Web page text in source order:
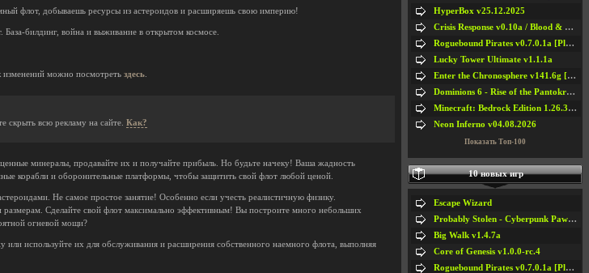
флот, добываешь ресурсы из астероидов и расширяешь свою империю!
База-билдинг, война и выживание в открытом космосе.
изменений можно посмотреть здесь
скрыть всю рекламу на сайте. Как?
минералы, продавайте их и получайте прибыль. Но будьте начеку! Ваша жадность
корабли и оборонительные платформы, чтобы защитить свой флот любой ценой.
Не самое простое занятие! Особенно если учесть реалистичную физику.
Сделайте свой флот максимально эффективным! Вы построите много небольших
огневой мощи?
используйте их для обслуживания и расширения собственного наемного флота, выполняя
HyperBox v25.12.2025
Crisis Response v0.10a / Blood & Bullet
Roguebound Pirates v0.7.0.1a [Playtest]
Lucky Tower Ultimate v1.1.1a
Enter the Chronosphere v141.6g [Steam Early Access]
Dominions 6 - Rise of the Pantokrator v6.35a
Minecraft: Bedrock Edition 1.26.33.1a / + TLauncher v2.89
Neon Inferno v04.08.2026
Показать Топ-100
10 новых игр
Escape Wizard
Probably Stolen - Cyberpunk Pawnshop Simulator v048c [Playtest]
Big Walk v1.4.7a
Core of Genesis v1.0.0-rc.4
Roguebound Pirates v0.7.0.1a [Playtest]